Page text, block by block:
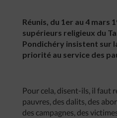
Réunis, du 1er au 4 mars
supérieurs religieux du
Pondichéry insistent sur
priorité au service des
Pour cela, disent-ils, il faut
pauvres, des dalits, des
des campagnes, des